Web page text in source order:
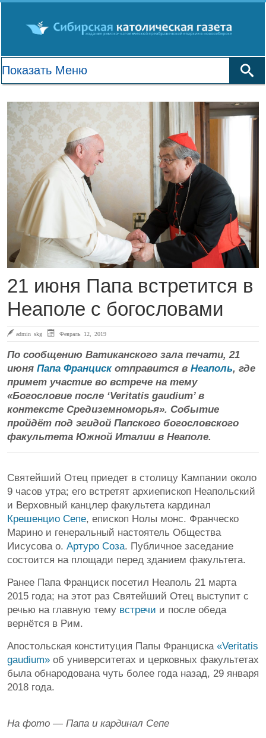
21 июня Папа встретится в
Неаполе с богословами
admin skg Февраль 12, 2019
По сообщению Ватиканского зала печати, 21
июня Папа Франциск отправится в Неаполь, где
примет участие во встрече на тему
«Богословие после ‘Veritatis gaudium’ в
контексте Средиземноморья». Событие
пройдёт под эгидой Папского богословского
факультета Южной Италии в Неаполе.
Святейший Отец приедет в столицу Кампании около
9 часов утра; его встретят архиепископ Неапольский
и Верховный канцлер факультета кардинал
Крешенцио Сепе, епископ Нолы монс. Франческо
Марино и генеральный настоятель Общества
Иисусова о. Артуро Соза. Публичное заседание
состоится на площади перед зданием факультета.
Ранее Папа Франциск посетил Неаполь 21 марта
2015 года; на этот раз Святейший Отец выступит с
речью на главную тему встречи и после обеда
вернётся в Рим.
Апостольская конституция Папы Франциска «Veritatis
gaudium» об университетах и церковных факультетах
была обнародована чуть более года назад, 29 января
2018 года.
На фото — Папа и кардинал Сепе